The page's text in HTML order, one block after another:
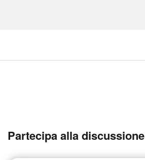
Partecipa alla discussione